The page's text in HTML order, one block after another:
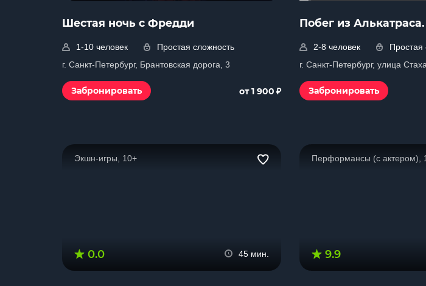
Шестая ночь с Фредди
1-10 человек
Простая сложность
г. Санкт-Петербург, Брантовская дорога, 3
Забронировать от 1 900 ₽
Побег из
2-8 человек
Простая
г. Санкт-Петербург, улица
Забронировать
Экшн-игры, 10+
0.0 45 мин.
Перформансы (с актером),
9.9